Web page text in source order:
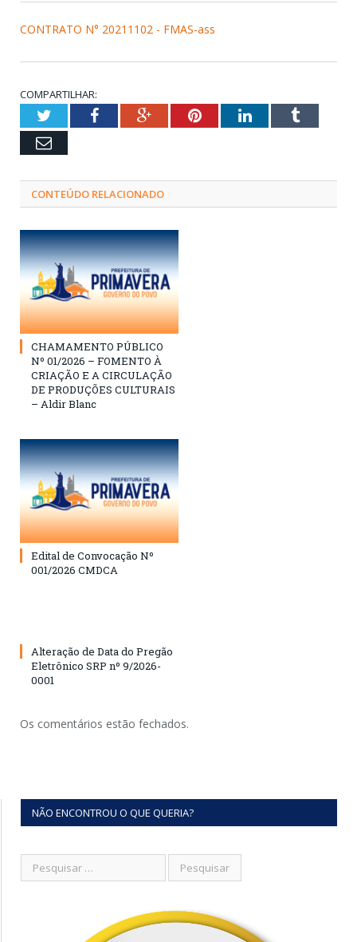
CONTRATO N° 20211102 - FMAS-ass
COMPARTILHAR:
TwitterFacebookGoogle+PinterestLinkedInTumblr
Email
CONTEÚDO RELACIONADO
CHAMAMENTO PÚBLICO
Nº 01/2026 – FOMENTO À
CRIAÇÃO E A CIRCULAÇÃO
DE PRODUÇÕES CULTURAIS
– Aldir Blanc
Edital de Convocação Nº
001/2026 CMDCA
Alteração de Data do Pregão
Eletrônico SRP nº 9/2026-
0001
Os comentários estão fechados.
NÃO ENCONTROU O QUE QUERIA?